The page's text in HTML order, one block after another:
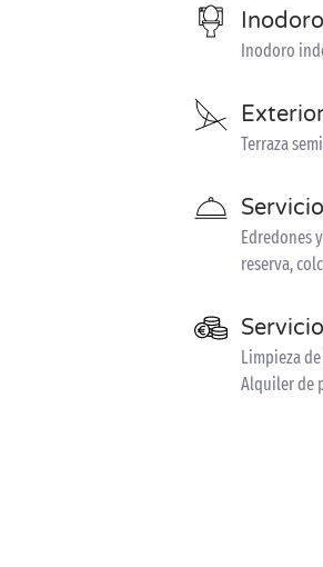
Inodoro
Inodoro
Terraza
Edredones
reserva,
Limpieza
Alquiler de